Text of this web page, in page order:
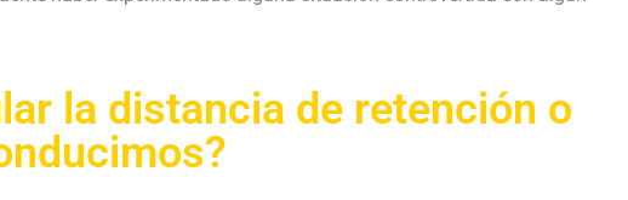
la distancia de retención o